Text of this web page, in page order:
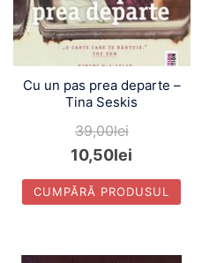
Cu un pas prea departe –
Tina Seskis
39,00lei
10,50lei
CUMPĂRĂ PRODUSUL